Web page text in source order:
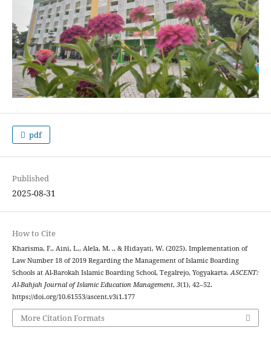
pdf
Published
2025-08-31
How to Cite
Kharisma, F., Aini, L., Alela, M. ., & Hidayati, W. (2025). Implementation of
Law Number 18 of 2019 Regarding the Management of Islamic Boarding
Schools at Al-Barokah Islamic Boarding School, Tegalrejo, Yogyakarta. ASCENT:
Al-Bahjah Journal of Islamic Education Management, 3(1), 42–52.
https://doi.org/10.61553/ascent.v3i1.177
More Citation Formats